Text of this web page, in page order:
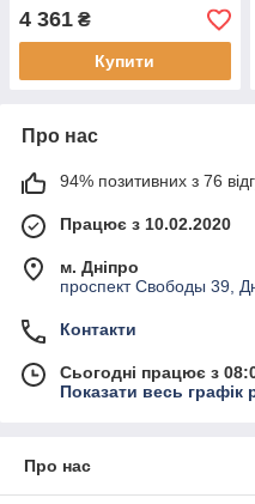
4 361 ₴
Купити
Про нас
94% позитивних з 76
Працює з 10.02.2020
м. Дніпро
проспект Свободы 39,
Контакти
Сьогодні працює з
Показати весь графік
Про нас